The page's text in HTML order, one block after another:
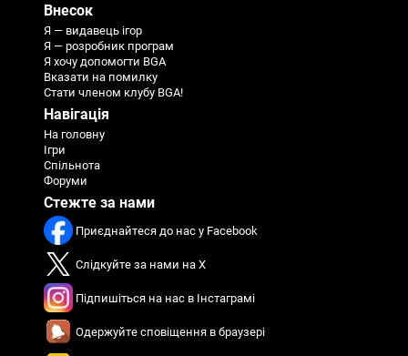
Внесок
Я — видавець ігор
Я — розробник програм
Я хочу допомогти BGA
Вказати на помилку
Стати членом клубу BGA!
Навігація
На головну
Ігри
Спільнота
Форуми
Стежте за нами
Приєднайтеся до нас у Facebook
Слідкуйте за нами на X
Підпишіться на нас в Інстаграмі
Одержуйте сповіщення в браузері